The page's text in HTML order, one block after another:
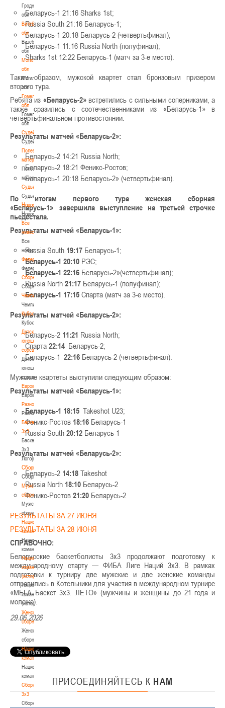
Гродненская
обл
Витебская
обл
Витебская
обл
Могилевская
обл
Могилевская
обл
Гомельская
обл
Гомельская
обл
Судейство
Судейство
Полезные
материалы
Полезные
материалы
Судьи
Судьи
Новости
Новости
Все
новости
Все
новости
Федерация
Федерация
Сборные
Сборные
Чемпионат
Чемпионат
Кубок
Кубок
Детско-
юношеские
соревнования
Детско-
юношеские
соревнования
Еврокубки
Еврокубки
Разное
Разное
Баскетбол
3х3
Баскетбол
3х3
Лого[modid=121]
Сборные
Сборные
Мужские
сборные
Мужские
сборные
Национальная
команда
Национальная
команда
Национальная
команда
(история)
Национальная
команда
(история)
Женские
сборные
Женские
сборные
Национальная
команда
Национальная
команда
Сборные
3х3
Сборные
Беларусь-1 21:16 Sharks 1st;
Russia South 21:16 Беларусь-1;
Беларусь-1 20:18 Беларусь-2 (четвертьфинал);
Беларусь-1 11:16 Russia North (полуфинал);
Sharks 1st 12:22 Беларусь-1 (матч за 3-е место).
Таким образом, мужской квартет стал бронзовым призером
второго тура.
Ребята из «Беларусь-2»встретились с сильными соперниками, а
также сразились с соотечественниками из «Беларусь-1» в
четвертьфинальном противостоянии.
Результаты матчей «Беларусь-2»:
Беларусь-2 14:21 Russia North;
Беларусь-2 18:21 Феникс-Ростов;
Беларусь-1 20:18 Беларусь-2» (четвертьфинал).
По итогам первого тура женская сборная
«Беларусь-1»завершила выступление на третьей строчке
пьедестала.
Результаты матчей «Беларусь-1»:
Russia South 19:17 Беларусь-1;
Беларусь-1 20:10 РЭС;
Беларусь-1 22:16 Беларусь-2»(четвертьфинал);
Russia North 21:17 Беларусь-1 (полуфинал);
Беларусь-1 17:15 Спарта (матч за 3-е место).
Результаты матчей «Беларусь-2»:
Беларусь-2 11:21 Russia North;
Спарта 22:14 Беларусь-2;
Беларусь-1 22:16 Беларусь-2 (четвертьфинал).
Мужские квартеты выступили следующим образом:
Результаты матчей «Беларусь-1»:
Беларусь-1 18:15 Takeshot U23;
Феникс-Ростов 18:16 Беларусь-1
Russia South 20:12 Беларусь-1
Результаты матчей «Беларусь-2»:
Беларусь-2 14:18 Takeshot
Russia North 18:10 Беларусь-2
Феникс-Ростов 21:20 Беларусь-2
РЕЗУЛЬТАТЫ ЗА 27 ИЮНЯ
РЕЗУЛЬТАТЫ ЗА 28 ИЮНЯ
СПРАВОЧНО:
Белорусские баскетболисты 3х3 продолжают подготовку к
международному старту — ФИБА Лиге Наций 3х3. В рамках
подготовки к турниру две мужские и две женские команды
отправились в Котельники для участия в международном турнире
«МЕГА Баскет 3х3. ЛЕТО» (мужчины и женщины до 21 года и
моложе).
29.06.2026
ПРИСОЕДИНЯЙТЕСЬ К НАМ